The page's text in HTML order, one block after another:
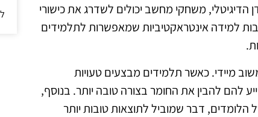
משחקי מחשב יכולים לשדרג את כישורי
למידה אינטראקטיביות שמאפשרות לתלמידים
מיידי. כאשר תלמידים מבצעים טעויות
להם להבין את החומר בצורה טובה יותר. בנוסף,
דבר שמוביל לתוצאות טובות יותר